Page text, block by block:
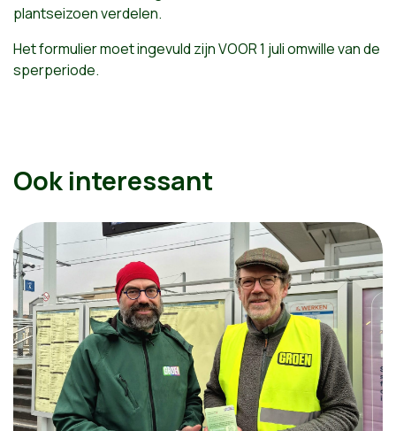
plantseizoen verdelen.
Het formulier moet ingevuld zijn VOOR 1 juli omwille van de
sperperiode.
Ook interessant